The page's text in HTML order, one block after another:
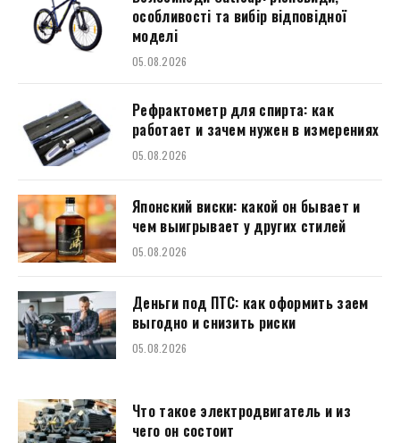
особливості та вибір відповідної
моделі
05.08.2026
Рефрактометр для спирта: как
работает и зачем нужен в измерениях
05.08.2026
Японский виски: какой он бывает и
чем выигрывает у других стилей
05.08.2026
Деньги под ПТС: как оформить заем
выгодно и снизить риски
05.08.2026
Что такое электродвигатель и из
чего он состоит